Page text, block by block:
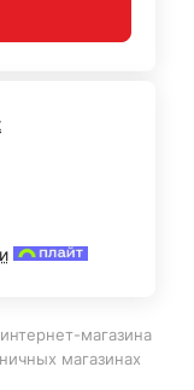
магазина
магазинах